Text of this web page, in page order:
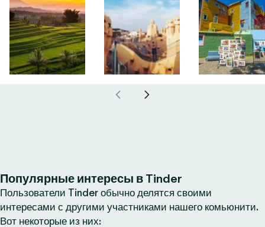
Популярные интересы в Tinder
Пользователи Tinder обычно делятся своими
интересами с другими участниками нашего комьюнити.
Вот некоторые из них: